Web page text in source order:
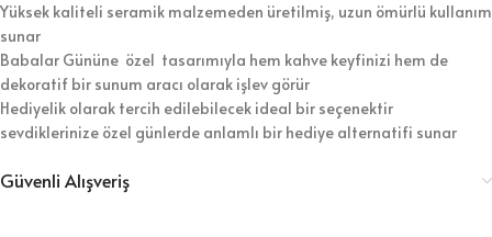
Yüksek kaliteli seramik malzemeden üretilmiş, uzun ömürlü kullanım
sunar
Babalar Gününe özel tasarımıyla hem kahve keyfinizi hem de
dekoratif bir sunum aracı olarak işlev görür
Hediyelik olarak tercih edilebilecek ideal bir seçenektir
sevdiklerinize özel günlerde anlamlı bir hediye alternatifi sunar
Güvenli Alışveriş